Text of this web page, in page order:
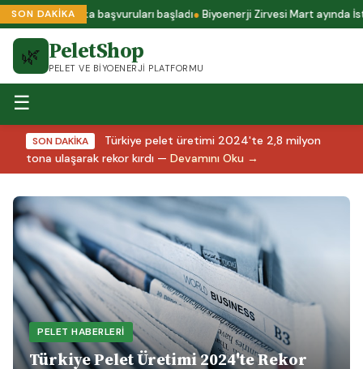
SON DAKİKA
A1 sertifika başvuruları başladı Biyoenerji Zirvesi Mart ayında
🌿 PeletShop
PELET VE BIYOENERJI PLATFORMU
☰
SON DAKİKA
Türkiye pelet üretimi 2024'te 2,8 milyon
tona ulaşarak rekor kırdı — Devamını Oku →
PELET HABERLERI
Türkiye Pelet Üretimi 2024'te Rekor